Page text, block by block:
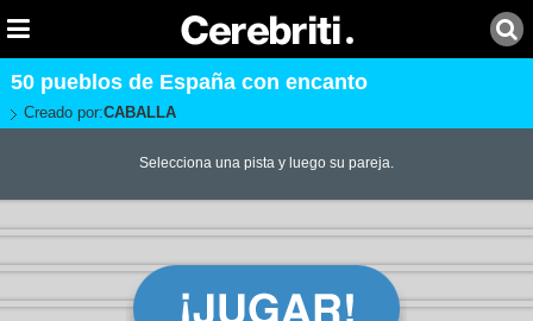
50 pueblos de España con encanto
Creado por:CABALLA
Selecciona una pista y luego su pareja.